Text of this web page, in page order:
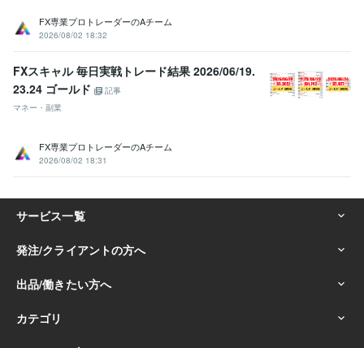
FX専業プロトレーダーのAチーム
2026/08/02 18:32
FXスキャル 毎日実戦トレード結果 2026/06/19.
23.24 ゴールド
記事
マネー・副業
FX専業プロトレーダーのAチーム
2026/08/02 18:31